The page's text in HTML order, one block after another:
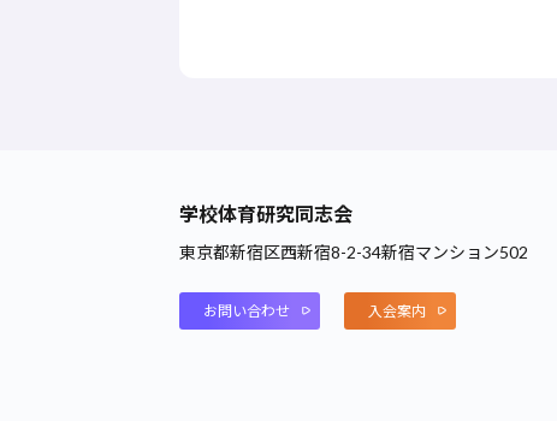
学校体育研究同志会
東京都新宿区西新宿8-2-34新宿マンション502
お問い合わせ 入会案内